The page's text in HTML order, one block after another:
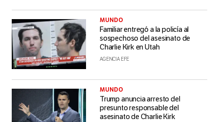
MUNDO
Familiar entregó a la policía al
sospechoso del asesinato de
Charlie Kirk en Utah
AGENCIA EFE
MUNDO
Trump anuncia arresto del
presunto responsable del
asesinato de Charlie Kirk